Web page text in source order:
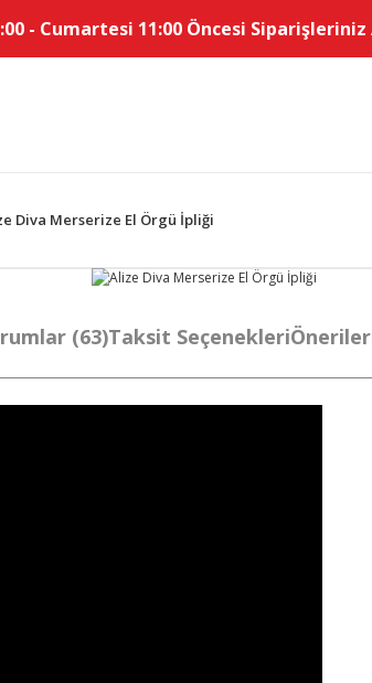
- Cumartesi 11:00 Öncesi
Diva Merserize El Örgü İpliği
(63)Taksit Seçenekleri